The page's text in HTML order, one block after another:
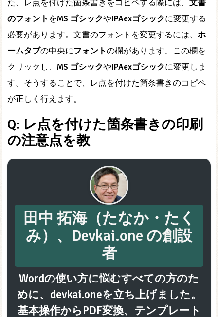
た、レ点を付けた箇条書きをコピペする際には、 文書
のフォント をMS ゴシックやIPAexゴシックに変更する
必要があります。文書のフォントを変更するには、 ホ
ームタブの中央にフォントの欄があります。この欄を
クリックし、 MS ゴシックやIPAexゴシックに変更しま
す。そうすることで、レ点を付けた箇条書きのコピペ
が正しく行えます。
Q: レ点を付けた箇条書きの印刷
の注意点を教
田中 拓海（たなか・たく
み）、Devkai.one の創設
者
Wordの使い方に悩むすべての方のた
めに、devkai.oneを立ち上げました。
基本操作からPDF変換、テンプレート